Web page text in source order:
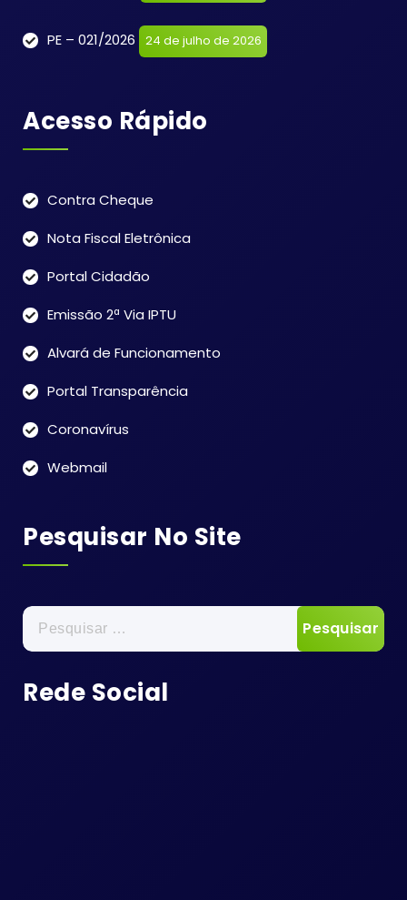
PE – 021/2026 24 de julho de 2026
Acesso Rápido
Contra Cheque
Nota Fiscal Eletrônica
Portal Cidadão
Emissão 2ª Via IPTU
Alvará de Funcionamento
Portal Transparência
Coronavírus
Webmail
Pesquisar No Site
Pesquisar
por:
Rede Social